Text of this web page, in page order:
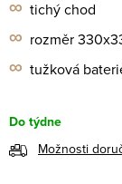
∞ tichý chod
∞ rozměr
∞ tužková
Do týdne
Možnosti